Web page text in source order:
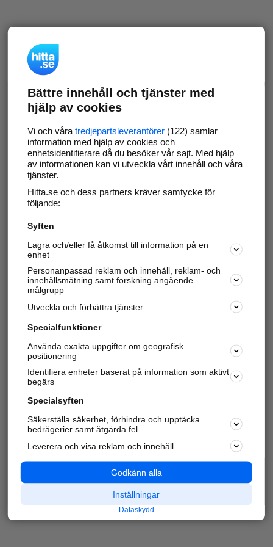
Bättre innehåll och tjänster med
hjälp av cookies
Vi och våra tredjepartsleverantörer(122) samlar
information med hjälp av cookies och
enhetsidentifierare då du besöker vår sajt. Med hjälp
av informationen kan vi utveckla vårt innehåll och våra
tjänster.
Hitta.se och dess partners kräver samtycke för
följande:
Syften
Lagra och/eller få åtkomst till information på en
enhet
Personanpassad reklam och innehåll, reklam- och
innehållsmätning samt forskning angående
målgrupp
Utveckla och förbättra tjänster
Specialfunktioner
Använda exakta uppgifter om geografisk
positionering
Identifiera enheter baserat på information som aktivt
begärs
Specialsyften
Säkerställa säkerhet, förhindra och upptäcka
bedrägerier samt åtgärda fel
Leverera och visa reklam och innehåll
Godkänn alla
Inställningar
Dataskydd